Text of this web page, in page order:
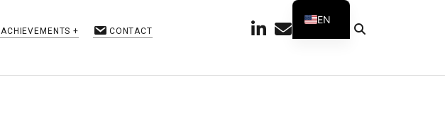
ACHIEVEMENTS CONTACT linkedin
emailgithubtelegram
EN
FR